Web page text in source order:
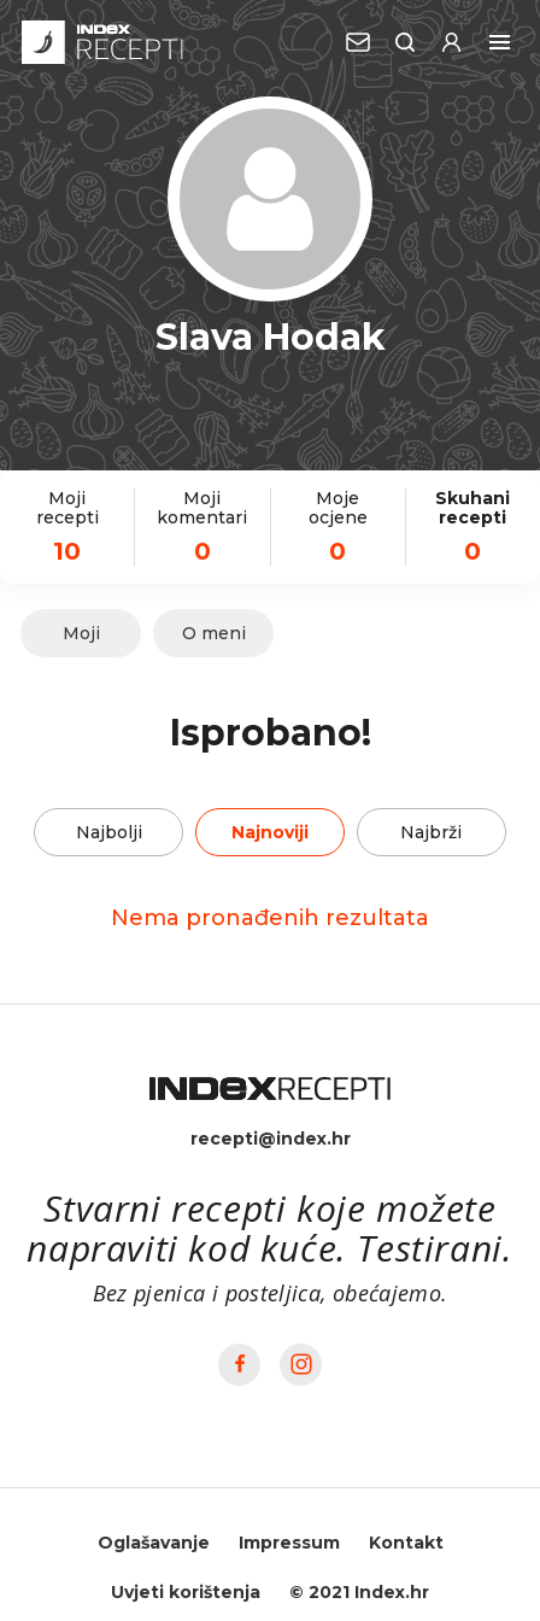
Slava Hodak
Moji
recepti
10
Moji
komentari
0
Moje
ocjene
0
Skuhani
recepti
0
Moji O meni
Isprobano!
Najbolji Najnoviji Najbrži
Nema pronađenih rezultata
recepti@index.hr
Stvarni recepti koje možete
napraviti kod kuće. Testirani.
Bez pjenica i posteljica, obećajemo.
Oglašavanje Impressum Kontakt
Uvjeti korištenja © 2021 Index.hr